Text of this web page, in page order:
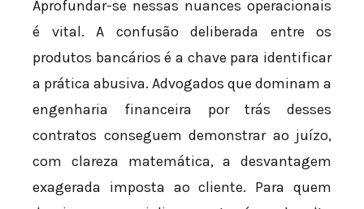
Aprofundar-se nessas nuances operacionais
é vital. A confusão deliberada entre os
produtos bancários é a chave para identificar
a prática abusiva. Advogados que dominam a
engenharia financeira por trás desses
contratos conseguem demonstrar ao juízo,
com clareza matemática, a desvantagem
exagerada imposta ao cliente. Para quem